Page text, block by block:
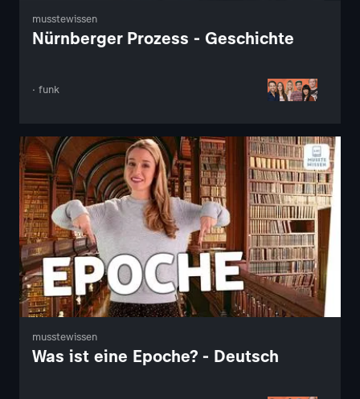
musstewissen
Nürnberger Prozess - Geschichte
· funk
musstewissen
Was ist eine Epoche? - Deutsch